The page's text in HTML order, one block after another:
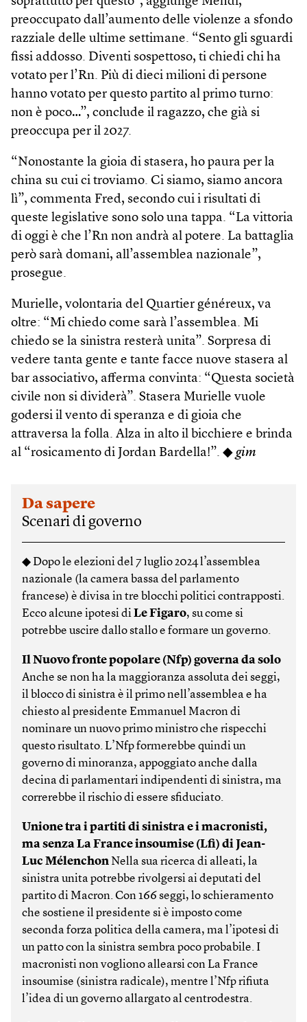
preoccupato dall’aumento delle violenze a sfondo
razziale delle ultime settimane. “Sento gli sguardi
fissi addosso. Diventi sospettoso, ti chiedi chi ha
votato per l’Rn. Più di dieci milioni di persone
hanno votato per questo partito al primo turno:
non è poco…”, conclude il ragazzo, che già si
preoccupa per il 2027.
“Nonostante la gioia di stasera, ho paura per la
china su cui ci troviamo. Ci siamo, siamo ancora
lì”, commenta Fred, secondo cui i risultati di
queste legislative sono solo una tappa. “La vittoria
di oggi è che l’Rn non andrà al potere. La battaglia
però sarà domani, all’assemblea nazionale”,
prosegue.
Murielle, volontaria del Quartier généreux, va
oltre: “Mi chiedo come sarà l’assemblea. Mi
chiedo se la sinistra resterà unita”. Sorpresa di
vedere tanta gente e tante facce nuove stasera al
bar associativo, afferma convinta: “Questa società
civile non si dividerà”. Stasera Murielle vuole
godersi il vento di speranza e di gioia che
attraversa la folla. Alza in alto il bicchiere e brinda
al “rosicamento di Jordan Bardella!”. ◆ gim
Da sapere
Scenari di governo
◆ Dopo le elezioni del 7 luglio 2024 l’assemblea
nazionale (la camera bassa del parlamento
francese) è divisa in tre blocchi politici contrapposti.
Ecco alcune ipotesi diLe Figaro, su come si
potrebbe uscire dallo stallo e formare un governo.
Il Nuovo fronte popolare (Nfp) governa da solo
Anche se non ha la maggioranza assoluta dei seggi,
il blocco di sinistra è il primo nell’assemblea e ha
chiesto al presidente Emmanuel Macron di
nominare un nuovo primo ministro che rispecchi
questo risultato. L’Nfp formerebbe quindi un
governo di minoranza, appoggiato anche dalla
decina di parlamentari indipendenti di sinistra, ma
correrebbe il rischio di essere sfiduciato.
Unione tra i partiti di sinistra e i macronisti,
ma senza La France insoumise (Lfi) di Jean-
Luc Mélenchon Nella sua ricerca di alleati, la
sinistra unita potrebbe rivolgersi ai deputati del
partito di Macron. Con 166 seggi, lo schieramento
che sostiene il presidente si è imposto come
seconda forza politica della camera, ma l’ipotesi di
un patto con la sinistra sembra poco probabile. I
macronisti non vogliono allearsi con La France
insoumise (sinistra radicale), mentre l’Nfp rifiuta
l’idea di un governo allargato al centrodestra.